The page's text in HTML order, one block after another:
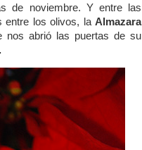
de noviembre. Y entre las
entre los olivos, la Almazara
nos abrió las puertas de su